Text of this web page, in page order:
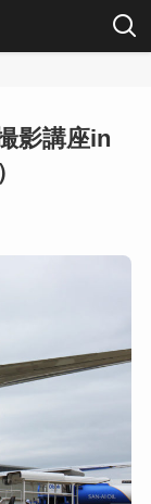
影講座in